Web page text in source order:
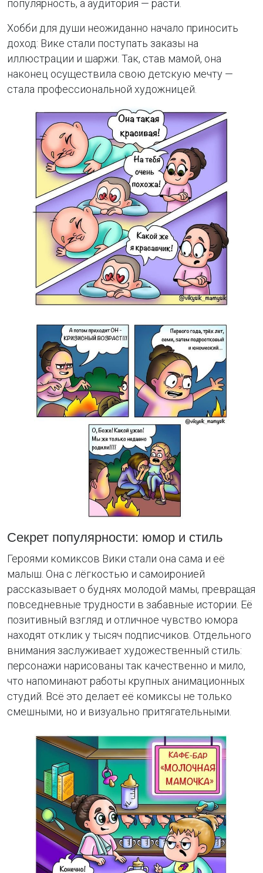
популярность, а аудитория — расти.
Хобби для души неожиданно начало приносить
доход: Вике стали поступать заказы на
иллюстрации и шаржи. Так, став мамой, она
наконец осуществила свою детскую мечту —
стала профессиональной художницей.
Секрет популярности: юмор и стиль
Героями комиксов Вики стали она сама и её
малыш. Она с лёгкостью и самоиронией
рассказывает о буднях молодой мамы, превращая
повседневные трудности в забавные истории. Её
позитивный взгляд и отличное чувство юмора
находят отклик у тысяч подписчиков. Отдельного
внимания заслуживает художественный стиль:
персонажи нарисованы так качественно и мило,
что напоминают работы крупных анимационных
студий. Всё это делает её комиксы не только
смешными, но и визуально притягательными.